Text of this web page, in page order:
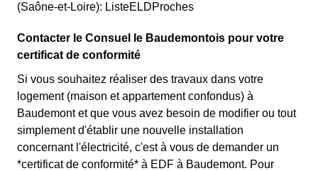
(Saône-et-Loire): ListeELDProches
Contacter le Consuel le Baudemontois pour votre
certificat de conformité
Si vous souhaitez réaliser des travaux dans votre
logement (maison et appartement confondus) à
Baudemont et que vous avez besoin de modifier ou tout
simplement d'établir une nouvelle installation
concernant l'électricité, c'est à vous de demander un
*certificat de conformité* à EDF à Baudemont. Pour